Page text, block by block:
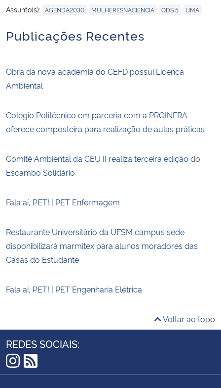
Assunto(s): AGENDA2030 MULHERESNACIENCIA ODS 5 UMA
Publicações Recentes
Obra da nova academia do CEFD possui Licença
Ambiental
Colégio Politécnico em parceria com a PROINFRA
oferece composteira para realização de aulas práticas
Comitê Ambiental da CEU II realiza terceira edição do
Escambo Solidário
Fala aí, PET! | PET Enfermagem
Restaurante Universitário da UFSM campus sede
disponibilizará marmitex para alunos moradores das
Casas do Estudante
Fala aí, PET! | PET Engenharia Elétrica
Voltar ao topo
REDES SOCIAIS:
Instagram
RSS